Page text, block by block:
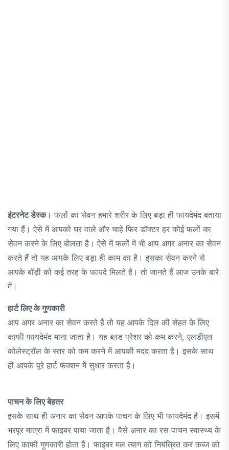
इंटरनेट डेस्क। फलों का सेवन हमारे शरीर के लिए बड़ा ही फायदेमंद बताया
गया हैं। ऐसे में आपको घर वाले और चाहे फिर डॉक्टर हर कोई फलों का
सेवन करने के लिए बोलता है। ऐसे में फलों में भी आप अगर अनार का सेवन
करते हैं तो यह आपके लिए बड़ा ही काम का है। इसका सेवन करने से
आपके बॉड़ी को कई तरह के फायदे मिलते है। तो जानते हैं आज उनके बारे
में।
हार्ट लिए के गुणकारी
आप अगर अनार का सेवन करते हैं तो यह आपके दिल की सेहत के लिए
काफी फायदेमंद माना जाता है। यह ब्लड प्रेशर को कम करने, एलडीएल
कोलेस्ट्रॉल के स्तर को कम करने में आपकी मदद करता है। इसके साथ
ही आपके पूरे हार्ट फंक्शन में सुधार करता है।
पाचन के लिए बेहतर
इसके साथ ही अनार का सेवन आपके पाचन के लिए भी फायदेमंद है। इसमें
भरपूर मात्रा में फाइबर पाया जाता है। वैसे अनार का रस पाचन स्वास्थ्य के
लिए काफी गुणकारी होता है। फाइबर मल त्याग को नियंत्रित कर कब्ज को